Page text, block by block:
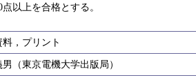
以上を合格とする。
，プリント
（東京電機大学出版局）